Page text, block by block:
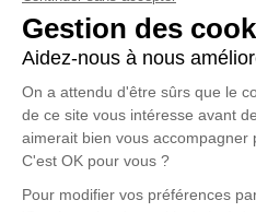
ou des textes. Cet endroit est
honorer la mémoire de Jean-
Un service de plantation